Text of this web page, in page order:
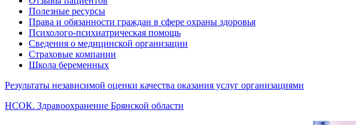
Полезные ресурсы
Права и обязанности граждан в сфере охраны здоровья
Психолого-психиатрическая помощь
Сведения о медицинской организации
Страховые компании
Школа беременных
Результаты независимой оценки качества оказания услуг организациями
НСОК. Здравоохранение Брянской области